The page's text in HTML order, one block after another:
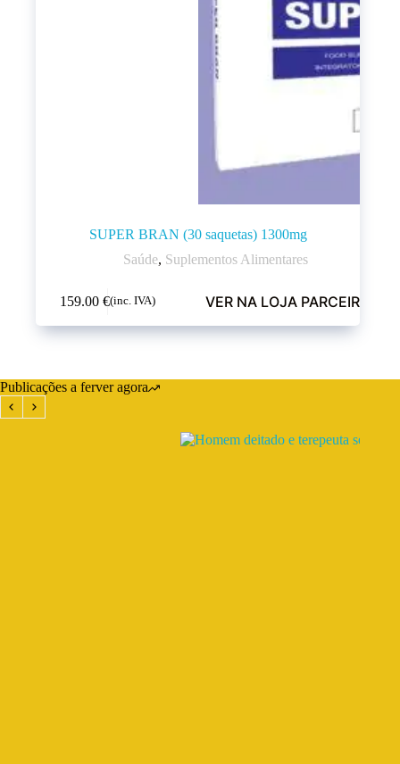
SUPER BRAN (30 saquetas) 1300mg
Saúde, Suplementos Alimentares
159.00€(inc. IVA) VER NA LOJA PARCEIRA
Publicações a ferver agora